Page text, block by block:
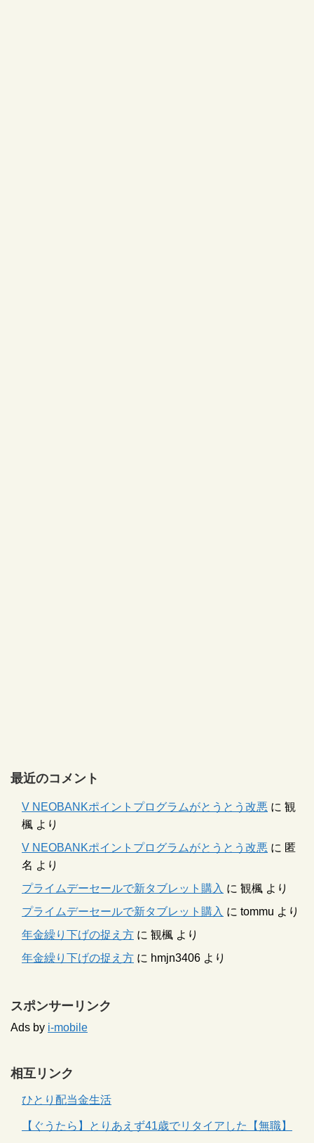
最近のコメント
V NEOBANKポイントプログラムがとうとう改悪 に 観
楓 より
V NEOBANKポイントプログラムがとうとう改悪 に 匿
名 より
プライムデーセールで新タブレット購入 に 観楓 より
プライムデーセールで新タブレット購入 に tommu より
年金繰り下げの捉え方 に 観楓 より
年金繰り下げの捉え方 に hmjn3406 より
スポンサーリンク
Ads by i-mobile
相互リンク
ひとり配当金生活
【ぐうたら】とりあえず41歳でリタイアした【無職】